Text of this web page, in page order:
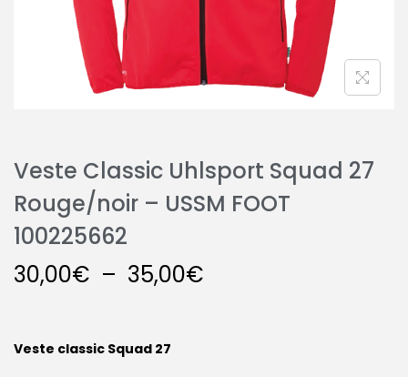
Veste Classic Uhlsport Squad 27
Rouge/noir – USSM FOOT
100225662
30,00€ – 35,00€
Veste classic Squad 27